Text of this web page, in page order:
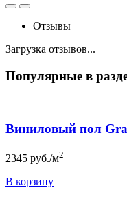
Отзывы
Загрузка отзывов...
Популярные в
Виниловый пол
2345 руб./м2
В корзину